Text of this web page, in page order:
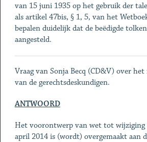
van 15 juni 1935 op het gebruik der
als artikel 47bis, § 1, 5, van het
bepalen duidelijk dat de beëdigde
aangesteld.
Vraag van Sonja Becq (CD&V) over
van de gerechtsdeskundigen.
ANTWOORD
Het voorontwerp van wet tot wijziging
april 2014 is (wordt) overgemaakt aan